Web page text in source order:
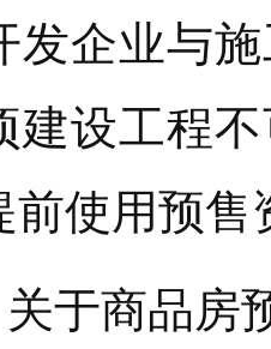
发企业与
建设工程
前使用预
关于商品